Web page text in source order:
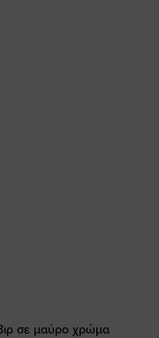
σε μαύρο χρώμα